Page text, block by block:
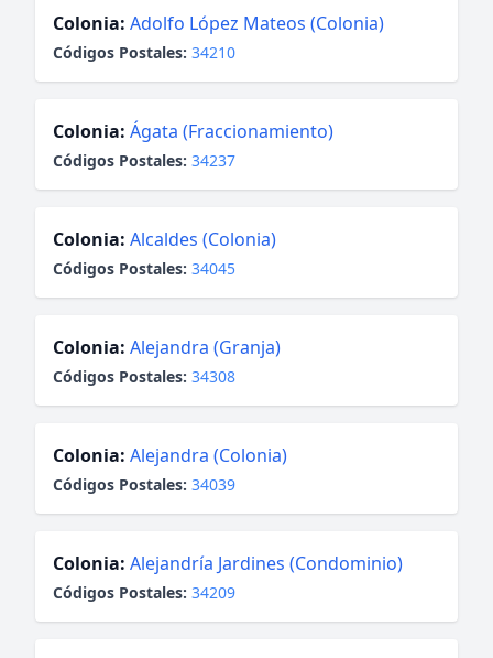
Colonia: Adolfo López Mateos (Colonia)
Códigos Postales: 34210
Colonia: Ágata (Fraccionamiento)
Códigos Postales: 34237
Colonia: Alcaldes (Colonia)
Códigos Postales: 34045
Colonia: Alejandra (Granja)
Códigos Postales: 34308
Colonia: Alejandra (Colonia)
Códigos Postales: 34039
Colonia: Alejandría Jardines (Condominio)
Códigos Postales: 34209